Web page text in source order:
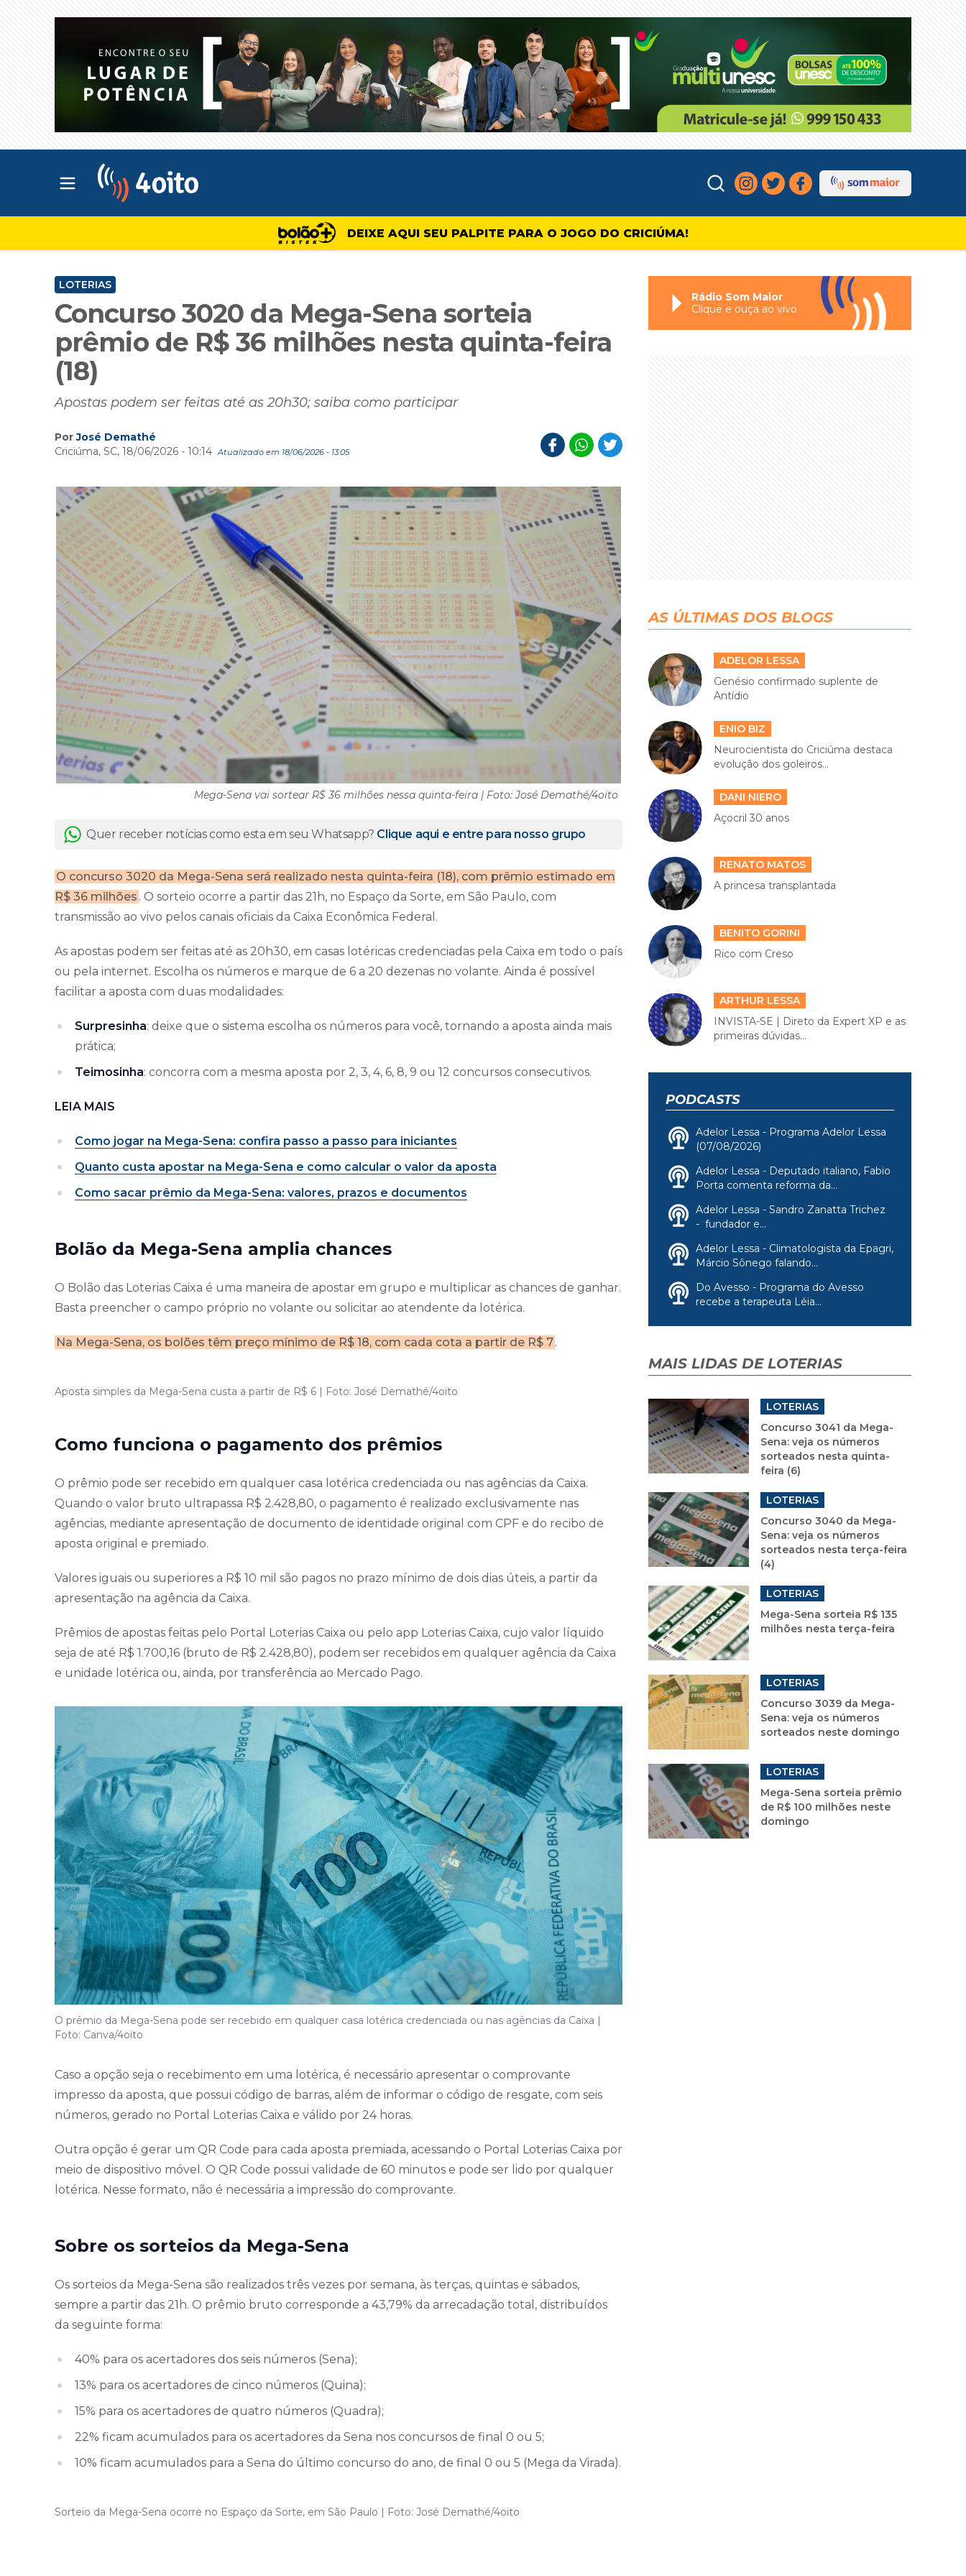
Abrir menu principal
DEIXE AQUI SEU PALPITE PARA O JOGO DO CRICIÚMA!
LOTERIAS
Concurso 3020 da Mega-Sena sorteia
prêmio de R$ 36 milhões nesta quinta-feira
(18)
Apostas podem ser feitas até as 20h30; saiba como participar
PorJosé Demathé
Criciúma, SC, 18/06/2026 - 10:14 Atualizado em 18/06/2026 - 13:05
Mega-Sena vai sortear R$ 36 milhões nessa quinta-feira | Foto: José Demathé/4oito
Quer receber notícias como esta em seu Whatsapp? Clique aqui e entre para nosso grupo
O concurso 3020 da Mega-Sena será realizado nesta quinta-feira (18), com prêmio estimado em
R$ 36 milhões . O sorteio ocorre a partir das 21h, no Espaço da Sorte, em São Paulo, com
transmissão ao vivo pelos canais oficiais da Caixa Econômica Federal.
As apostas podem ser feitas até as 20h30, em casas lotéricas credenciadas pela Caixa em todo o país
ou pela internet. Escolha os números e marque de 6 a 20 dezenas no volante. Ainda é possível
facilitar a aposta com duas modalidades:
Surpresinha: deixe que o sistema escolha os números para você, tornando a aposta ainda mais
prática;
Teimosinha: concorra com a mesma aposta por 2, 3, 4, 6, 8, 9 ou 12 concursos consecutivos.
LEIA MAIS
Como jogar na Mega-Sena: confira passo a passo para iniciantes
Quanto custa apostar na Mega-Sena e como calcular o valor da aposta
Como sacar prêmio da Mega-Sena: valores, prazos e documentos
Bolão da Mega-Sena amplia chances
O Bolão das Loterias Caixa é uma maneira de apostar em grupo e multiplicar as chances de ganhar.
Basta preencher o campo próprio no volante ou solicitar ao atendente da lotérica.
Na Mega-Sena, os bolões têm preço mínimo de R$ 18, com cada cota a partir de R$ 7.
Aposta simples da Mega-Sena custa a partir de R$ 6 | Foto: José Demathé/4oito
Como funciona o pagamento dos prêmios
O prêmio pode ser recebido em qualquer casa lotérica credenciada ou nas agências da Caixa.
Quando o valor bruto ultrapassa R$ 2.428,80, o pagamento é realizado exclusivamente nas
agências, mediante apresentação de documento de identidade original com CPF e do recibo de
aposta original e premiado.
Valores iguais ou superiores a R$ 10 mil são pagos no prazo mínimo de dois dias úteis, a partir da
apresentação na agência da Caixa.
Prêmios de apostas feitas pelo Portal Loterias Caixa ou pelo app Loterias Caixa, cujo valor líquido
seja de até R$ 1.700,16 (bruto de R$ 2.428,80), podem ser recebidos em qualquer agência da Caixa
e unidade lotérica ou, ainda, por transferência ao Mercado Pago.
O prêmio da Mega-Sena pode ser recebido em qualquer casa lotérica credenciada ou nas agências da Caixa |
Foto: Canva/4oito
Caso a opção seja o recebimento em uma lotérica, é necessário apresentar o comprovante
impresso da aposta, que possui código de barras, além de informar o código de resgate, com seis
números, gerado no Portal Loterias Caixa e válido por 24 horas.
Outra opção é gerar um QR Code para cada aposta premiada, acessando o Portal Loterias Caixa por
meio de dispositivo móvel. O QR Code possui validade de 60 minutos e pode ser lido por qualquer
lotérica. Nesse formato, não é necessária a impressão do comprovante.
Sobre os sorteios da Mega-Sena
Os sorteios da Mega-Sena são realizados três vezes por semana, às terças, quintas e sábados,
sempre a partir das 21h. O prêmio bruto corresponde a 43,79% da arrecadação total, distribuídos
da seguinte forma:
40% para os acertadores dos seis números (Sena);
13% para os acertadores de cinco números (Quina);
15% para os acertadores de quatro números (Quadra);
22% ficam acumulados para os acertadores da Sena nos concursos de final 0 ou 5;
10% ficam acumulados para a Sena do último concurso do ano, de final 0 ou 5 (Mega da Virada).
Sorteio da Mega-Sena ocorre no Espaço da Sorte, em São Paulo | Foto: José Demathé/4oito
Rádio Som Maior
Clique e ouça ao vivo
AS ÚLTIMAS DOS BLOGS
ADELOR LESSA
Genésio confirmado suplente de
Antídio
ENIO BIZ
Neurocientista do Criciúma destaca
evolução dos goleiros...
DANI NIERO
Açocril 30 anos
RENATO MATOS
A princesa transplantada
BENITO GORINI
Rico com Creso
ARTHUR LESSA
INVISTA-SE | Direto da Expert XP e as
primeiras dúvidas...
PODCASTS
Adelor Lessa - Programa Adelor Lessa
(07/08/2026)
Adelor Lessa - Deputado italiano, Fabio
Porta comenta reforma da...
Adelor Lessa - Sandro Zanatta Trichez
- fundador e...
Adelor Lessa - Climatologista da Epagri,
Márcio Sônego falando...
Do Avesso - Programa do Avesso
recebe a terapeuta Léia...
MAIS LIDAS DE LOTERIAS
LOTERIAS
Concurso 3041 da Mega-
Sena: veja os números
sorteados nesta quinta-
feira (6)
LOTERIAS
Concurso 3040 da Mega-
Sena: veja os números
sorteados nesta terça-feira
(4)
LOTERIAS
Mega-Sena sorteia R$ 135
milhões nesta terça-feira
LOTERIAS
Concurso 3039 da Mega-
Sena: veja os números
sorteados neste domingo
LOTERIAS
Mega-Sena sorteia prêmio
de R$ 100 milhões neste
domingo